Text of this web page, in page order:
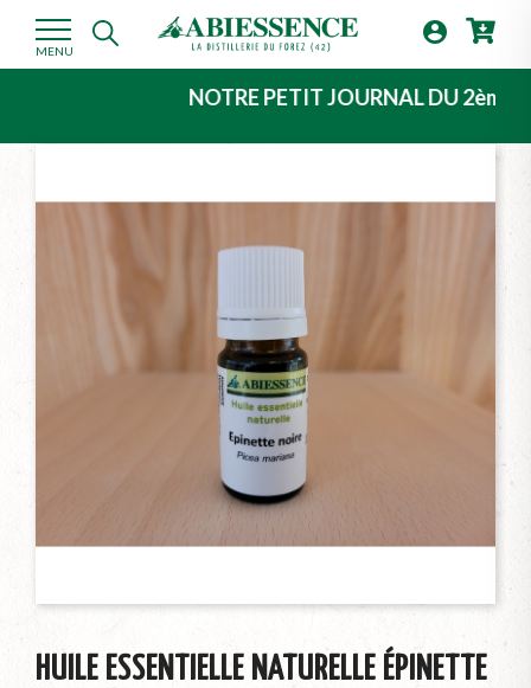
MENU

NOTRE PETIT JOURNAL DU 2ème
HUILE ESSENTIELLE NATURELLE ÉPINETTE